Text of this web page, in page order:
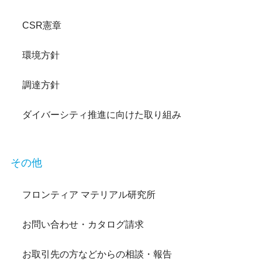
CSR憲章
環境方針
調達方針
ダイバーシティ推進に向けた取り組み
その他
フロンティア マテリアル研究所
お問い合わせ・カタログ請求
お取引先の方などからの相談・報告